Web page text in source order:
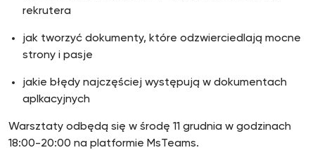
rekrutera
jak tworzyć dokumenty, które odzwierciedlają mocne
strony i pasje
jakie błędy najczęściej występują w dokumentach
aplkacyjnych
Warsztaty odbędą się w środę 11 grudnia w godzinach
18:00-20:00 na platformie MsTeams.